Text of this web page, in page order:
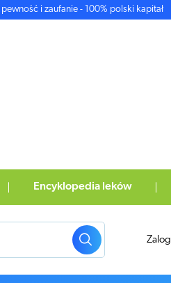
i zaufanie - 100% polski kapitał
Encyklopedia leków